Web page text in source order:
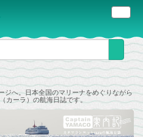
ジへ。日本全国のマリーナをめぐりながら
カーラ）の航海日誌です。